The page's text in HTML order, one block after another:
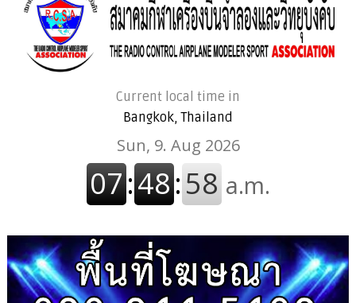
Current local time in
Bangkok, Thailand